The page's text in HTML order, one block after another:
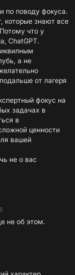
по поводу фокуса.
которые знают все
что у
ChatGPT.
а не
от лагеря
фокус на
задачах в
в
ценности
вашей
не о вас
не об этом.